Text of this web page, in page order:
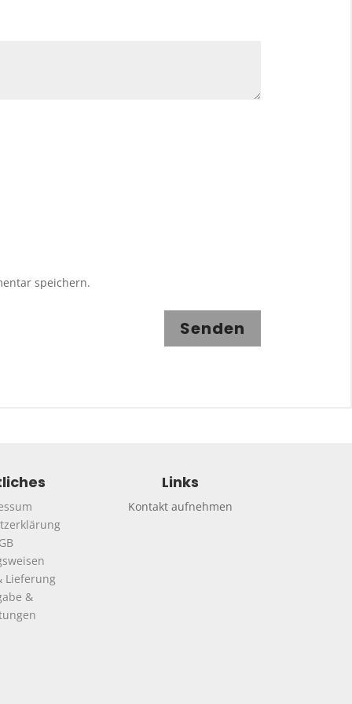
speichern.
Senden
Lieferung
&
Links
Kontakt aufnehmen